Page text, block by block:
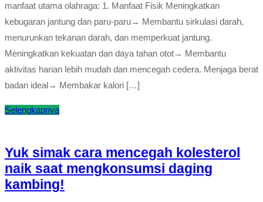
manfaat utama olahraga: 1. Manfaat Fisik Meningkatkan
kebugaran jantung dan paru-paru→ Membantu sirkulasi darah,
menurunkan tekanan darah, dan memperkuat jantung.
Meningkatkan kekuatan dan daya tahan otot→ Membantu
aktivitas harian lebih mudah dan mencegah cedera. Menjaga berat
badan ideal→ Membakar kalori […]
Selengkapnya
Yuk simak cara mencegah kolesterol
naik saat mengkonsumsi daging
kambing!